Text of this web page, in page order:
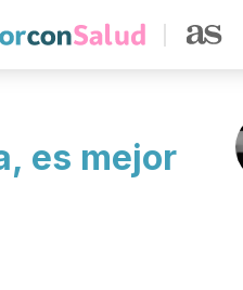
es mejor